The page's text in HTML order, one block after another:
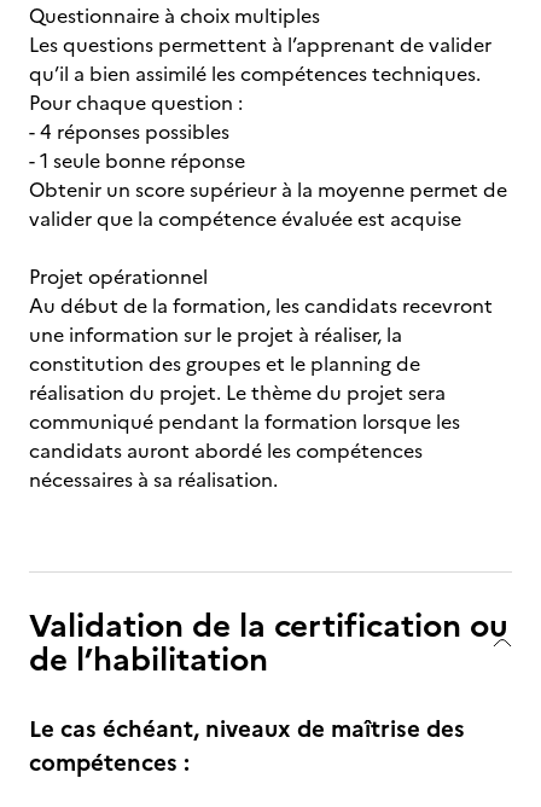
Questionnaire à choix multiples
Les questions permettent à l’apprenant de valider
qu’il a bien assimilé les compétences techniques.
Pour chaque question :
- 4 réponses possibles
- 1 seule bonne réponse
Obtenir un score supérieur à la moyenne permet de
valider que la compétence évaluée est acquise
Projet opérationnel
Au début de la formation, les candidats recevront
une information sur le projet à réaliser, la
constitution des groupes et le planning de
réalisation du projet. Le thème du projet sera
communiqué pendant la formation lorsque les
candidats auront abordé les compétences
nécessaires à sa réalisation.
Validation de la certification ou
de l’habilitation
Le cas échéant, niveaux de maîtrise des
compétences :